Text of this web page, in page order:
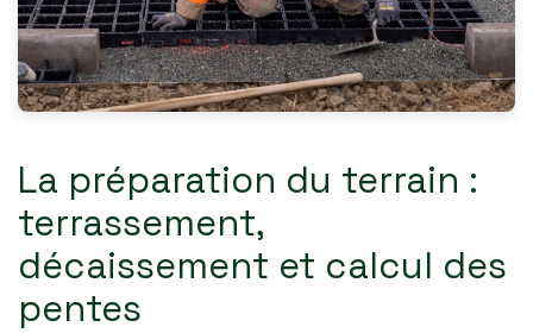
La préparation du terrain :
terrassement,
décaissement et calcul des
pentes